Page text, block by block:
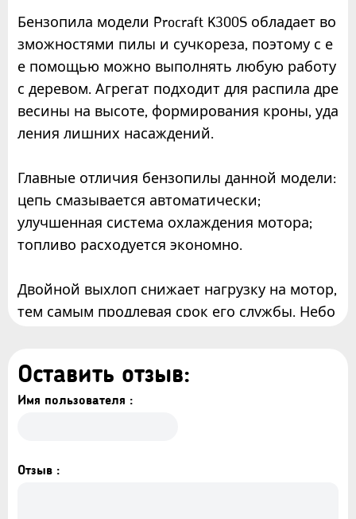
Бензопила модели Procraft K300S обладает во
зможностями пилы и сучкореза, поэтому с е
е помощью можно выполнять любую работу
с деревом. Агрегат подходит для распила дре
весины на высоте, формирования кроны, уда
ления лишних насаждений.
Главные отличия бензопилы данной модели:
цепь смазывается автоматически;
улучшенная система охлаждения мотора;
топливо расходуется экономно.
Двойной выхлоп снижает нагрузку на мотор,
тем самым продлевая срок его службы. Небо
аботать в условиях ограниченного простран
ства.
ак для смешивания топлива и масла, набор д
Оставить отзыв:
Имя пользователя :
Отзыв :